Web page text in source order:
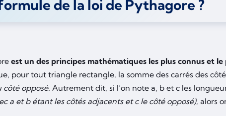
de la loi de Pythagore ?
est un des principes mathématiques les plus connus et le
pour tout triangle rectangle, la somme des carrés des
côté opposé. Autrement dit, si l’on note a, b et c les
a et b étant les côtés adjacents et c le côté opposé), alors